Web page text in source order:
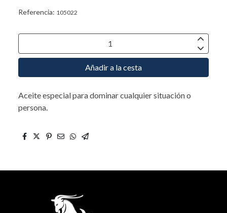
Referencia: 105022
Añadir a la cesta
Aceite especial para dominar cualquier situación o
persona.